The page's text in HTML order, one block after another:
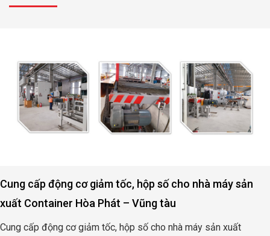
Cung cấp động cơ giảm tốc, hộp số cho nhà máy sản
xuất Container Hòa Phát – Vũng tàu
Cung cấp động cơ giảm tốc, hộp số cho nhà máy sản xuất